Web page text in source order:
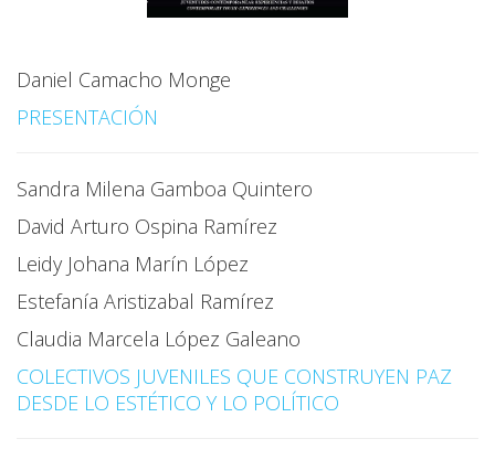
Daniel Camacho Monge
PRESENTACIÓN
Sandra Milena Gamboa Quintero
David Arturo Ospina Ramírez
Leidy Johana Marín López
Estefanía Aristizabal Ramírez
Claudia Marcela López Galeano
COLECTIVOS JUVENILES QUE CONSTRUYEN PAZ
DESDE LO ESTÉTICO Y LO POLÍTICO